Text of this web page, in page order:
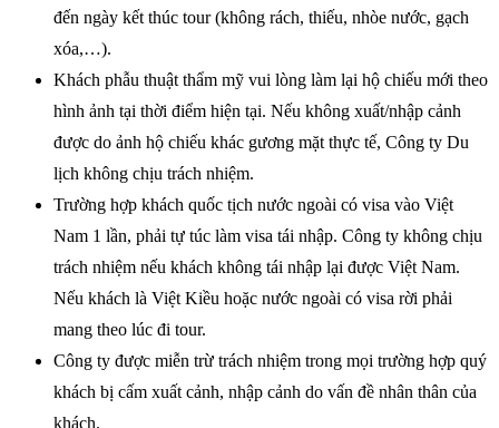
đến ngày kết thúc tour (không rách, thiếu, nhòe nước, gạch
xóa,…).
Khách phẫu thuật thẩm mỹ vui lòng làm lại hộ chiếu mới theo
hình ảnh tại thời điểm hiện tại. Nếu không xuất/nhập cảnh
được do ảnh hộ chiếu khác gương mặt thực tế, Công ty Du
lịch không chịu trách nhiệm.
Trường hợp khách quốc tịch nước ngoài có visa vào Việt
Nam 1 lần, phải tự túc làm visa tái nhập. Công ty không chịu
trách nhiệm nếu khách không tái nhập lại được Việt Nam.
Nếu khách là Việt Kiều hoặc nước ngoài có visa rời phải
mang theo lúc đi tour.
Công ty được miễn trừ trách nhiệm trong mọi trường hợp quý
khách bị cấm xuất cảnh, nhập cảnh do vấn đề nhân thân của
khách.